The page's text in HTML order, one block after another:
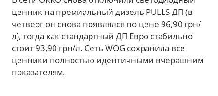
ценник на премиальный дизель PULLS ДП (в
четверг он снова появлялся по цене 96,90 грн/
л), тогда как стандартный ДП Евро стабильно
стоит 93,90 грн/л. Сеть WOG сохранила все
ценники полностью идентичными вчерашним
показателям.